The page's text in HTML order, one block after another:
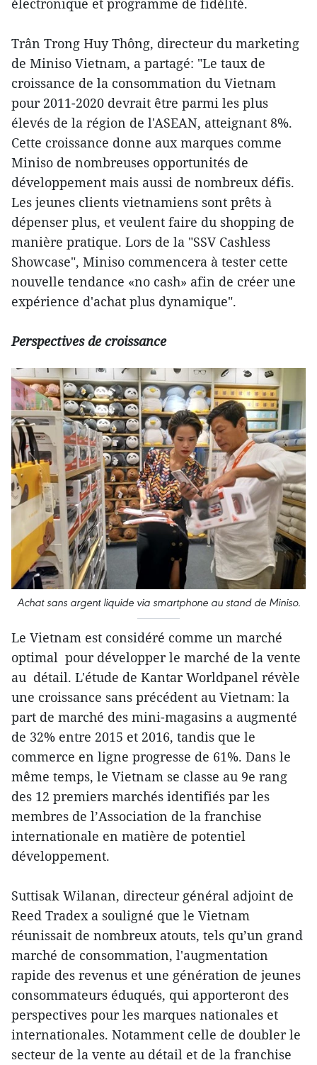
électronique et programme de fidélité.
Trân Trong Huy Thông, directeur du marketing
de Miniso Vietnam, a partagé: "Le taux de
croissance de la consommation du Vietnam
pour 2011-2020 devrait être parmi les plus
élevés de la région de l'ASEAN, atteignant 8%.
Cette croissance donne aux marques comme
Miniso de nombreuses opportunités de
développement mais aussi de nombreux défis.
Les jeunes clients vietnamiens sont prêts à
dépenser plus, et veulent faire du shopping de
manière pratique. Lors de la "SSV Cashless
Showcase", Miniso commencera à tester cette
nouvelle tendance «no cash» afin de créer une
expérience d'achat plus dynamique".
Perspectives de croissance
Achat sans argent liquide via smartphone au stand de Miniso.
Le Vietnam est considéré comme un marché
optimal pour développer le marché de la vente
au détail. L'étude de Kantar Worldpanel révèle
une croissance sans précédent au Vietnam: la
part de marché des mini-magasins a augmenté
de 32% entre 2015 et 2016, tandis que le
commerce en ligne progresse de 61%. Dans le
même temps, le Vietnam se classe au 9e rang
des 12 premiers marchés identifiés par les
membres de l’Association de la franchise
internationale en matière de potentiel
développement.
Suttisak Wilanan, directeur général adjoint de
Reed Tradex a souligné que le Vietnam
réunissait de nombreux atouts, tels qu’un grand
marché de consommation, l'augmentation
rapide des revenus et une génération de jeunes
consommateurs éduqués, qui apporteront des
perspectives pour les marques nationales et
internationales. Notamment celle de doubler le
secteur de la vente au détail et de la franchise